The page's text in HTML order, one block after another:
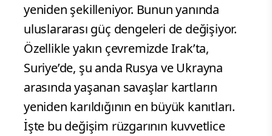
yeniden şekilleniyor. Bunun yanında
uluslararası güç dengeleri de değişiyor.
Özellikle yakın çevremizde Irak’ta,
Suriye’de, şu anda Rusya ve Ukrayna
arasında yaşanan savaşlar kartların
yeniden karıldığının en büyük kanıtları.
İşte bu değişim rüzgarının kuvvetlice